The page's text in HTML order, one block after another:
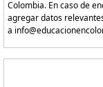
Colombia. En caso de
agregar datos
a